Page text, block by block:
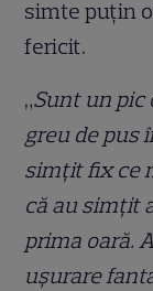
simte puțin
fericit.
„Sunt un pic
greu de pus
simțit fix ce
că au simțit
prima oară.
ușurare